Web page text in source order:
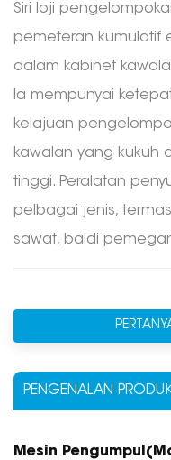
Siri loji
pemeteran kumulatif
dalam kabinet
Ia mempunyai
kelajuan
kawalan yang kukuh
tinggi. Peralatan
pelbagai jenis,
sawat, baldi
PENGENALAN
Mesin Pengumpul